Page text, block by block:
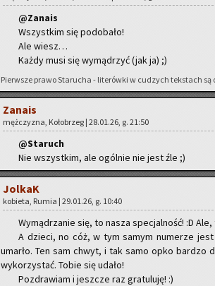
@Za­na­is
Wszyst­kim się po­do­ba­ło!
Ale wiesz…
Każdy musi się wy­mą­drzyć (jak ja) ;)
Pierw­sze prawo Sta­ru­cha - li­te­rów­ki w cu­dzych tek­stach
Za­na­is
męż­czy­zna, Ko­ło­brzeg | 28.01.26, g. 21:50
@Sta­ruch
Nie wszyst­kim, ale ogól­nie nie jest źle ;)
Jol­kaK
ko­bie­ta, Rumia | 29.01.26, g. 10:40
Wy­mą­drza­nie się, to nasza spe­cjal­ność! :D
A dzie­ci, no cóż, w tym samym nu­me­rze
umar­ło. Ten sam chwyt, i tak samo opko
wy­ko­rzy­stać. Tobie się udało!
Po­zdra­wiam i jesz­cze raz gra­tu­lu­ję! :)